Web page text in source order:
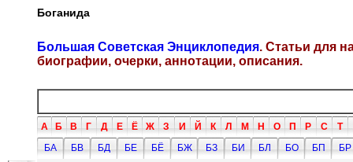
Боганида
Большая Советская Энциклопедия. Статьи для
биографии, очерки, аннотации, описания.
А Б В Г Д Е Ё Ж З И Й К Л М Н О П Р С Т
БА
БВ БД БЕ БЁ БЖ БЗ БИ БЛ БО БП
БР